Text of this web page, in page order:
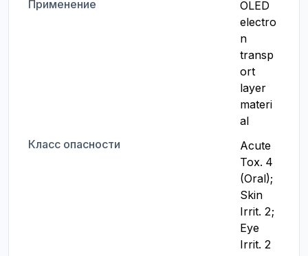
Применение
OLED
electro
n
transp
ort
layer
materi
al
Класс опасности
Acute
Tox. 4
(Oral);
Skin
Irrit. 2;
Eye
Irrit. 2